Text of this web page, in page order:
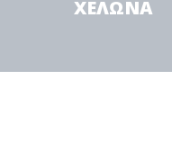
ΧΕΛΩΝΑ